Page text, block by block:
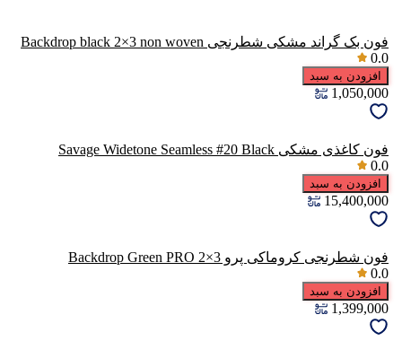
فون بک گراند مشکی شطرنجی Backdrop black 2×3 non woven
0.0
افزودن به سبد
1,050,000
فون کاغذی مشکی Savage Widetone Seamless #20 Black
0.0
افزودن به سبد
15,400,000
فون شطرنجی کروماکی پرو Backdrop Green PRO 2×3
0.0
افزودن به سبد
1,399,000